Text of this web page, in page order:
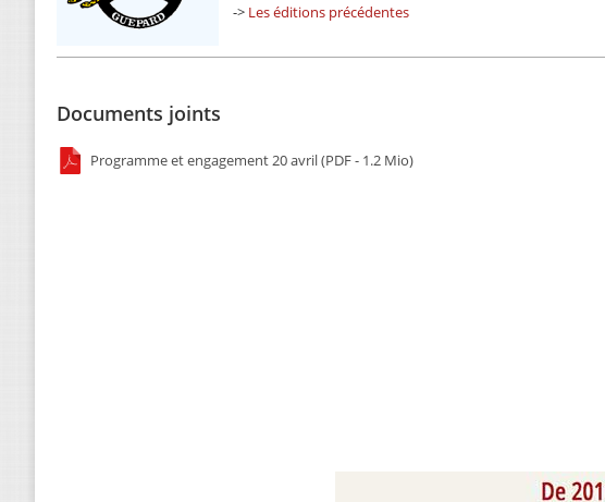
-> Les éditions précédentes
Documents joints
Programme et engagement 20 avril (PDF - 1.2 Mio)